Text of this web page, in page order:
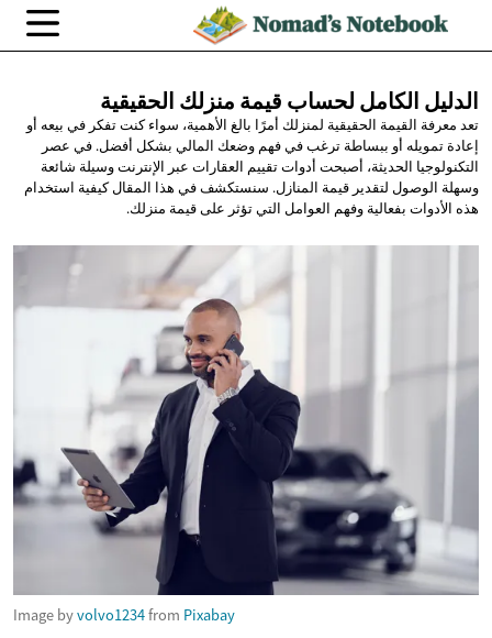
الدليل الكامل لحساب قيمة منزلك الحقيقية
تعد معرفة القيمة الحقيقية لمنزلك أمرًا بالغ الأهمية، سواء كنت تفكر في بيعه أو
إعادة تمويله أو ببساطة ترغب في فهم وضعك المالي بشكل أفضل. في عصر
التكنولوجيا الحديثة، أصبحت أدوات تقييم العقارات عبر الإنترنت وسيلة شائعة
وسهلة الوصول لتقدير قيمة المنازل. سنستكشف في هذا المقال كيفية استخدام
هذه الأدوات بفعالية وفهم العوامل التي تؤثر على قيمة منزلك.
Image byvolvo1234from Pixabay